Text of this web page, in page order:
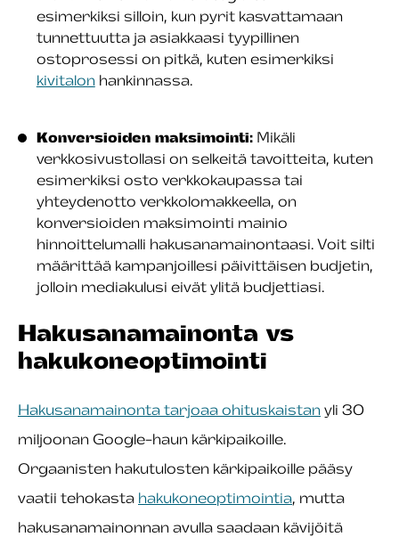
esimerkiksi silloin, kun pyrit kasvattamaan
tunnettuutta ja asiakkaasi tyypillinen
ostoprosessi on pitkä, kuten esimerkiksi
kivitalon hankinnassa.
Konversioiden maksimointi:Mikäli
verkkosivustollasi on selkeitä tavoitteita, kuten
esimerkiksi osto verkkokaupassa tai
yhteydenotto verkkolomakkeella, on
konversioiden maksimointi mainio
hinnoittelumalli hakusanamainontaasi. Voit silti
määrittää kampanjoillesi päivittäisen budjetin,
jolloin mediakulusi eivät ylitä budjettiasi.
Hakusanamainonta vs
hakukoneoptimointi
Hakusanamainonta tarjoaa ohituskaistan yli 30
miljoonan Google-haun kärkipaikoille.
Orgaanisten hakutulosten kärkipaikoille pääsy
vaatii tehokasta hakukoneoptimointia, mutta
hakusanamainonnan avulla saadaan kävijöitä